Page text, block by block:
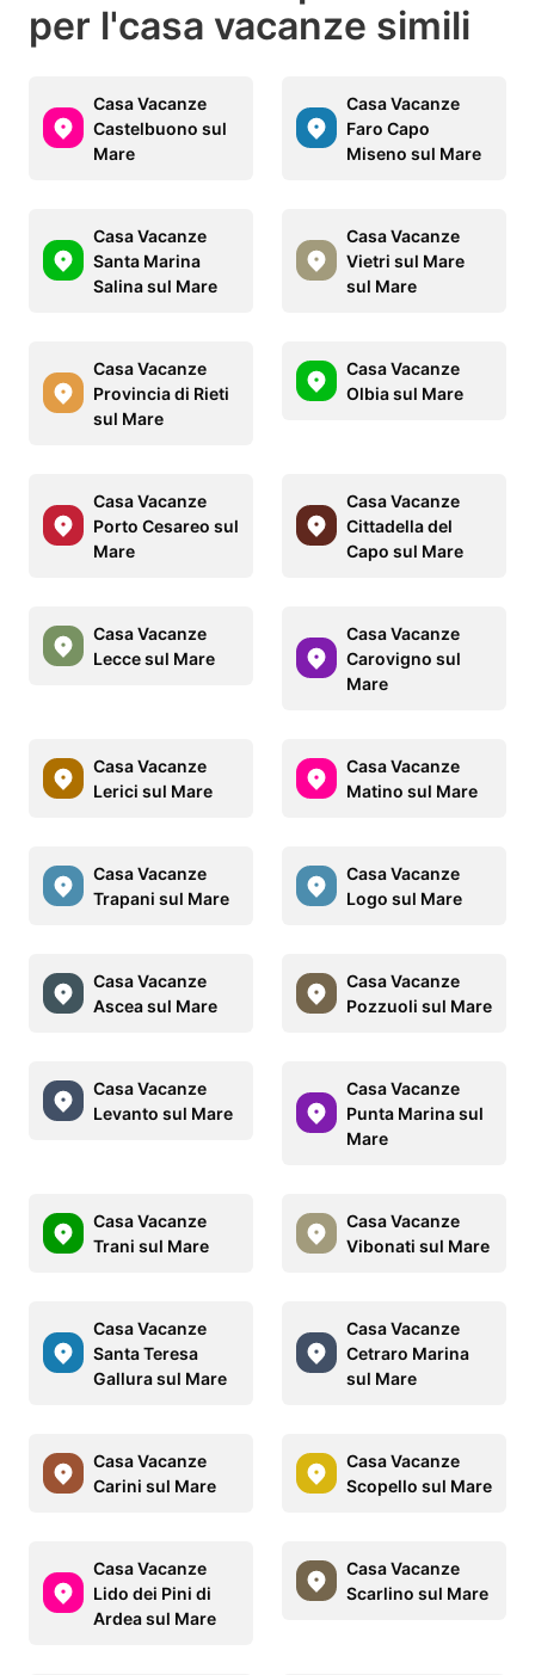
per l'casa vacanze simili
Casa Vacanze
Castelbuono sul
Mare
Casa Vacanze
Faro Capo
Miseno sul Mare
Casa Vacanze
Santa Marina
Salina sul Mare
Casa Vacanze
Vietri sul Mare
sul Mare
Casa Vacanze
Provincia di Rieti
sul Mare
Casa Vacanze
Olbia sul Mare
Casa Vacanze
Porto Cesareo sul
Mare
Casa Vacanze
Cittadella del
Capo sul Mare
Casa Vacanze
Lecce sul Mare
Casa Vacanze
Carovigno sul
Mare
Casa Vacanze
Lerici sul Mare
Casa Vacanze
Matino sul Mare
Casa Vacanze
Trapani sul Mare
Casa Vacanze
Logo sul Mare
Casa Vacanze
Ascea sul Mare
Casa Vacanze
Pozzuoli sul Mare
Casa Vacanze
Levanto sul Mare
Casa Vacanze
Punta Marina sul
Mare
Casa Vacanze
Trani sul Mare
Casa Vacanze
Vibonati sul Mare
Casa Vacanze
Santa Teresa
Gallura sul Mare
Casa Vacanze
Cetraro Marina
sul Mare
Casa Vacanze
Carini sul Mare
Casa Vacanze
Scopello sul Mare
Casa Vacanze
Lido dei Pini di
Ardea sul Mare
Casa Vacanze
Scarlino sul Mare